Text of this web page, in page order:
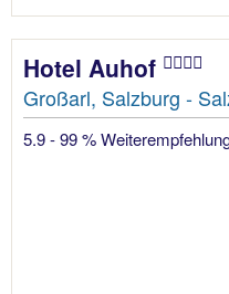
Hotel Auhof
Großarl, Salzburg -
5.9 - 99 %